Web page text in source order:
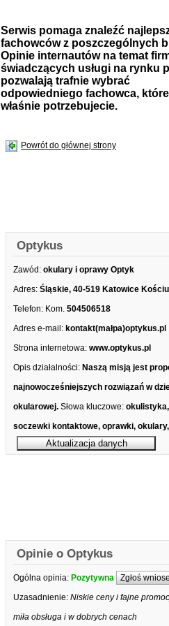
Serwis pomaga znaleźć
fachowców z poszczególnych
Opinie internautów na temat
świadczących usługi na rynku
pozwalają trafnie wybrać
odpowiedniego fachowca,
właśnie potrzebujecie.
Powrót do głównej strony
Optykus
Zawód: okulary i oprawy Optyk
Adres: Śląskie, 40-519 Katowice
Telefon: Kom. 504506518
Adres e-mail: kontakt(małpa)optykus.pl
Strona internetowa: www.optykus.pl
Opis działalności: Naszą misją jest
najnowocześniejszych rozwiązań w
okularowej. Słowa kluczowe:
soczewki kontaktowe, oprawki,
Opinie o Optykus
Ogólna opinia: Pozytywna Zgłoś
Uzasadnienie: Niskie ceny i fajne
miła obsługa i w dobrych cenach